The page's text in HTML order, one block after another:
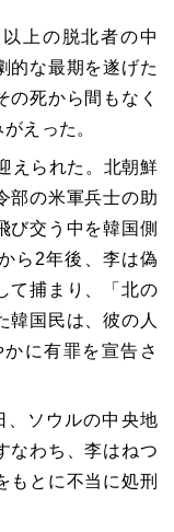
上の脱北者の中
的な最期を遂げた
の死から間もなく
えった。
えられた。北朝鮮
部の米軍兵士の助
び交う中を韓国側
ら2年後、李は偽
て捕まり、「北の
韓国民は、彼の人
に有罪を宣告さ
、ソウルの中央地
なわち、李はねつ
もとに不当に処刑